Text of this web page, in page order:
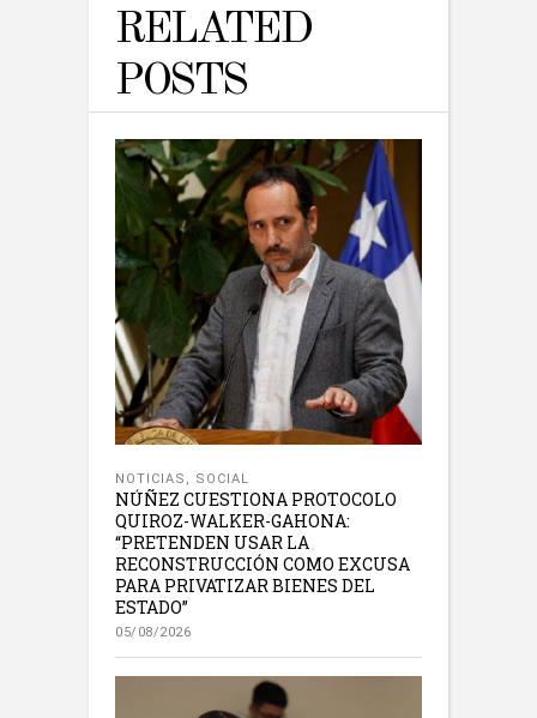
RELATED
POSTS
NOTICIAS , SOCIAL
NÚÑEZ CUESTIONA PROTOCOLO
QUIROZ-WALKER-GAHONA:
“PRETENDEN USAR LA
RECONSTRUCCIÓN COMO EXCUSA
PARA PRIVATIZAR BIENES DEL
ESTADO”
05/08/2026